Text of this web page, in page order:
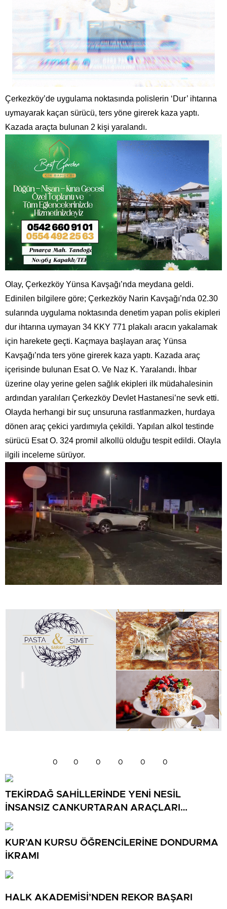
Çerkezköy’de uygulama noktasında polislerin ‘Dur’ ihtarına
uymayarak kaçan sürücü, ters yöne girerek kaza yaptı.
Kazada araçta bulunan 2 kişi yaralandı.
Olay, Çerkezköy Yünsa Kavşağı’nda meydana geldi.
Edinilen bilgilere göre; Çerkezköy Narin Kavşağı’nda 02.30
sularında uygulama noktasında denetim yapan polis ekipleri
dur ihtarına uymayan 34 KKY 771 plakalı aracın yakalamak
için harekete geçti. Kaçmaya başlayan araç Yünsa
Kavşağı’nda ters yöne girerek kaza yaptı. Kazada araç
içerisinde bulunan Esat O. Ve Naz K. Yaralandı. İhbar
üzerine olay yerine gelen sağlık ekipleri ilk müdahalesinin
ardından yaralıları Çerkezköy Devlet Hastanesi’ne sevk etti.
Olayda herhangi bir suç unsuruna rastlanmazken, hurdaya
dönen araç çekici yardımıyla çekildi. Yapılan alkol testinde
sürücü Esat O. 324 promil alkollü olduğu tespit edildi. Olayla
ilgili inceleme sürüyor.
0 0 0 0 0 0
TEKİRDAĞ SAHİLLERİNDE YENİ NESİL
İNSANSIZ CANKURTARAN ARAÇLARI
GÖREVDE
KUR’AN KURSU ÖĞRENCİLERİNE DONDURMA
İKRAMI
HALK AKADEMİSİ’NDEN REKOR BAŞARI